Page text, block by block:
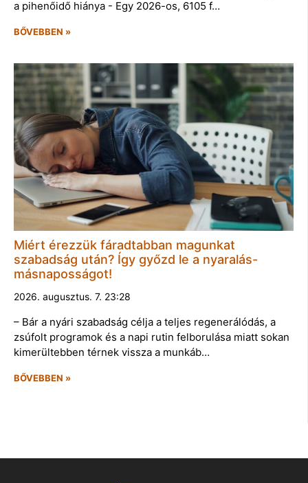
a pihenőidő hiánya - Egy 2026-os, 6105 f…
BŐVEBBEN »
Miért érezzük fáradtabban magunkat
szabadság után? Így győzd le a nyaralás-
másnaposságot!
2026. augusztus. 7. 23:28
– Bár a nyári szabadság célja a teljes regenerálódás, a
zsúfolt programok és a napi rutin felborulása miatt sokan
kimerültebben térnek vissza a munkáb…
BŐVEBBEN »